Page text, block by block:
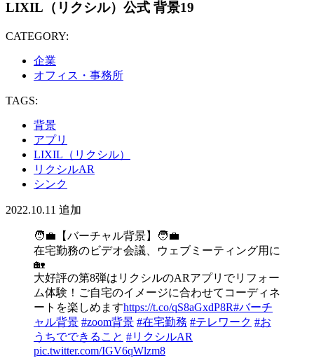
LIXIL（リクシル）公式 背景19
CATEGORY:
企業
オフィス・事務所
TAGS:
背景
アプリ
LIXIL（リクシル）
リクシルAR
シンク
2022.10.11 追加
🧑‍💼【バーチャル背景】🧑‍💼
在宅勤務のビデオ会議、ウェブミーティング用に
🏡
大好評の第8弾はリクシルのARアプリでリフォー
ム体験！ご自宅のイメージに合わせてコーディネ
ートを楽しめますhttps://t.co/qS8aGxdP8R#バーチ
ャル背景 #zoom背景 #在宅勤務 #テレワーク #お
うちでできること #リクシルAR
pic.twitter.com/IGV6qWlzm8